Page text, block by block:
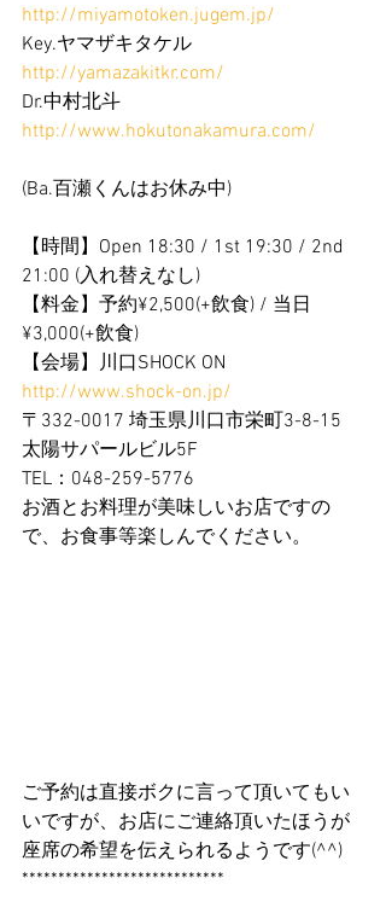
http://miyamotoken.jugem.jp/
Key.ヤマザキタケル
http://yamazakitkr.com/
Dr.中村北斗
http://www.hokutonakamura.com/
(Ba.百瀬くんはお休み中)
【時間】Open 18:30 / 1st 19:30 / 2nd
21:00 (入れ替えなし)
【料金】予約¥2,500(+飲食) / 当日
¥3,000(+飲食)
【会場】川口SHOCK ON
http://www.shock-on.jp/
〒332-0017 埼玉県川口市栄町3-8-15
太陽サパールビル5F
TEL：048-259-5776
お酒とお料理が美味しいお店ですの
で、お食事等楽しんでください。
ご予約は直接ボクに言って頂いてもい
いですが、お店にご連絡頂いたほうが
座席の希望を伝えられるようです(^^)
****************************